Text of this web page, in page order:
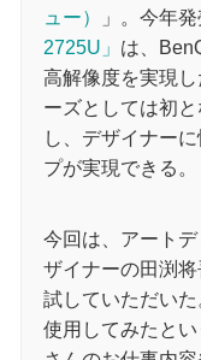
ュー）
」。今年
2725U」 は、
高解像度を実現
ーズとしては初
し、デザイナー
プが実現できる。
今回は、アート
ザイナーの田渕
試していただい
使用してみたと